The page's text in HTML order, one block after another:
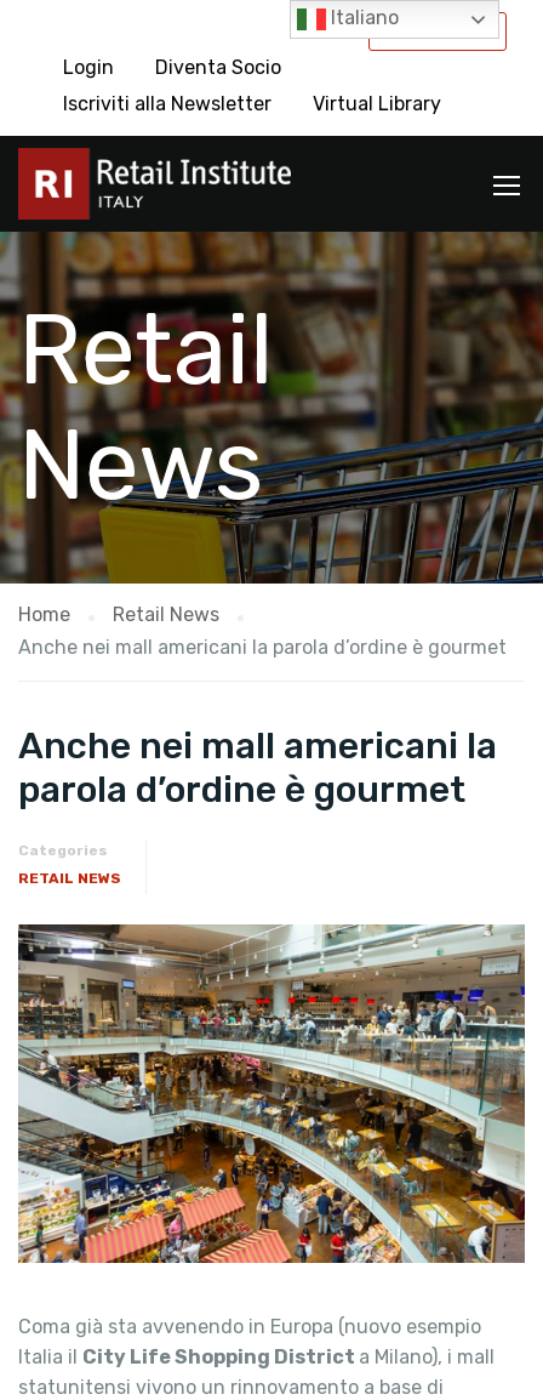
International
Login
Diventa Socio
Iscriviti alla Newsletter
Virtual Library
Retail
News
Home
Retail News
Anche nei mall americani la parola d’ordine è gourmet
Anche nei mall americani la
parola d’ordine è gourmet
Categories
RETAIL NEWS
Coma già sta avvenendo in Europa (nuovo esempio
Italia il City Life Shopping District a Milano), i mall
statunitensi vivono un rinnovamento a base di
Italiano